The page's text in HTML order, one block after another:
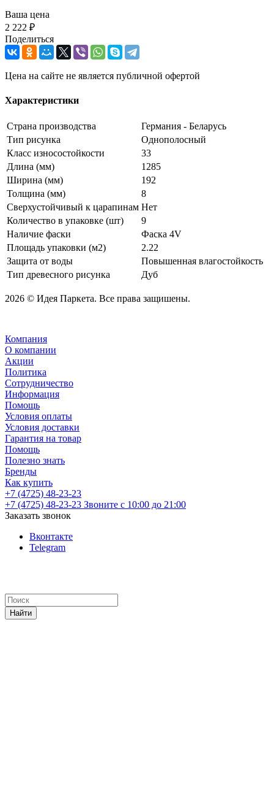
Ваша цена
2 222 ₽
Поделиться
Цена на сайте не является публичной офертой
Характеристики
Страна производства
Германия - Беларусь
Тип рисунка
Однополосный
Класс износостойкости
33
Длина (мм)
1285
Ширина (мм)
192
Толщина (мм)
8
Сверхустойчивый к царапинам Нет
Количество в упаковке (шт)
9
Наличие фаски
Фаска 4V
Площадь упаковки (м2)
2.22
Защита от воды
Повышенная влагостойкость
Тип древесного рисунка
Дуб
2026 © Идея Паркета. Все права защишены.
Компания
О компании
Акции
Политика
Сотрудничество
Информация
Помощь
Условия оплаты
Условия доставки
Гарантия на товар
Помощь
Полезно знать
Бренды
Как купить
+7 (4725) 48-23-23
+7 (4725) 48-23-23 Звоните с 10:00 до 21:00
Заказать звонок
Вконтакте
Telegram
Найти